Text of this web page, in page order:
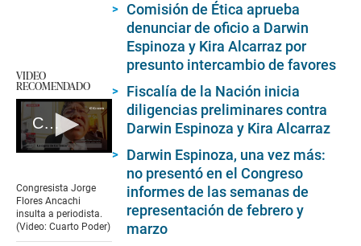
VIDEO
RECOMENDADO
Congresista Jorge Flores Ancachi insulta a periodista
of
20
seconds
Congresista Jorge
Flores Ancachi
insulta a periodista.
(Video: Cuarto Poder)
Comisión de Ética aprueba
denunciar de oficio a Darwin
Espinoza y Kira Alcarraz por
presunto intercambio de favores
Fiscalía de la Nación inicia
diligencias preliminares contra
Darwin Espinoza y Kira Alcarraz
Darwin Espinoza, una vez más:
no presentó en el Congreso
informes de las semanas de
representación de febrero y
marzo